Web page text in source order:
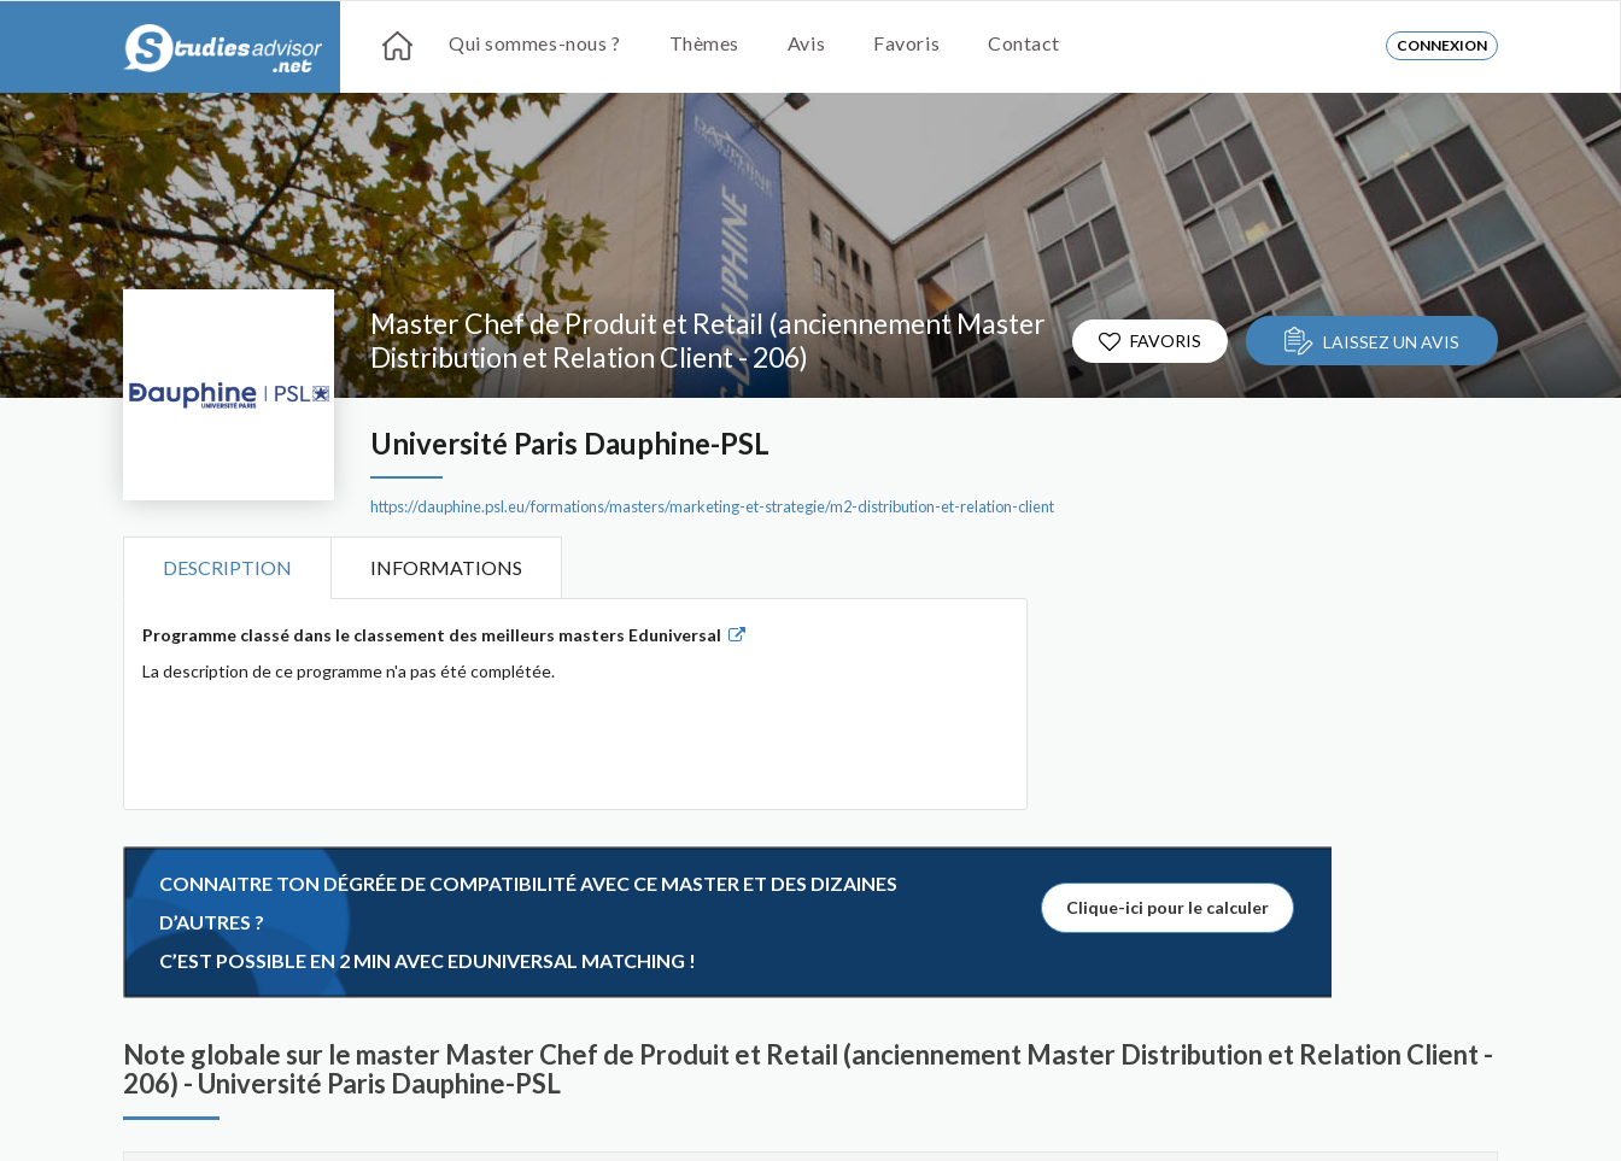
Qui sommes-nous ? Thèmes Avis Favoris Contact CONNEXION
Master Chef de Produit et Retail (anciennement Master
Distribution et Relation Client - 206)
Université Paris Dauphine-PSL
https://dauphine.psl.eu/formations/masters/marketing-et-strategie/m2-distribution-et-relation-client
FAVORIS LAISSEZ UN AVIS
DESCRIPTION INFORMATIONS
Programme classé dans le classement des meilleurs masters Eduniversal
La description de ce programme n'a pas été complétée.
CONNAITRE TON DÉGRÉE DE COMPATIBILITÉ AVEC CE MASTER ET DES DIZAINES
D’AUTRES ?
C’EST POSSIBLE EN 2 MIN AVEC EDUNIVERSAL MATCHING !
Clique-ici pour le calculer
Note globale sur le master Master Chef de Produit et Retail (anciennement Master Distribution et Relation Client -
206) - Université Paris Dauphine-PSL